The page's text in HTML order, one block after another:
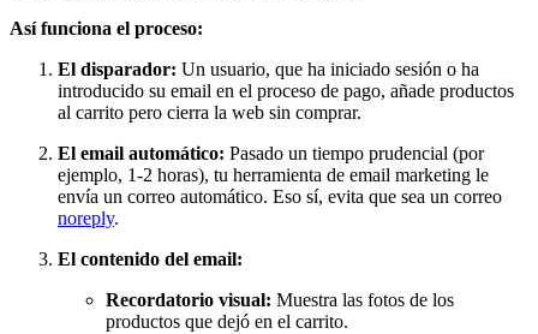
Así funciona el proceso:
El disparador: Un usuario, que ha iniciado sesión o ha
introducido su email en el proceso de pago, añade productos
al carrito pero cierra la web sin comprar.
El email automático: Pasado un tiempo prudencial (por
ejemplo, 1-2 horas), tu herramienta de email marketing le
envía un correo automático. Eso sí, evita que sea un correo
noreply.
El contenido del email:
Recordatorio visual: Muestra las fotos de los
productos que dejó en el carrito.